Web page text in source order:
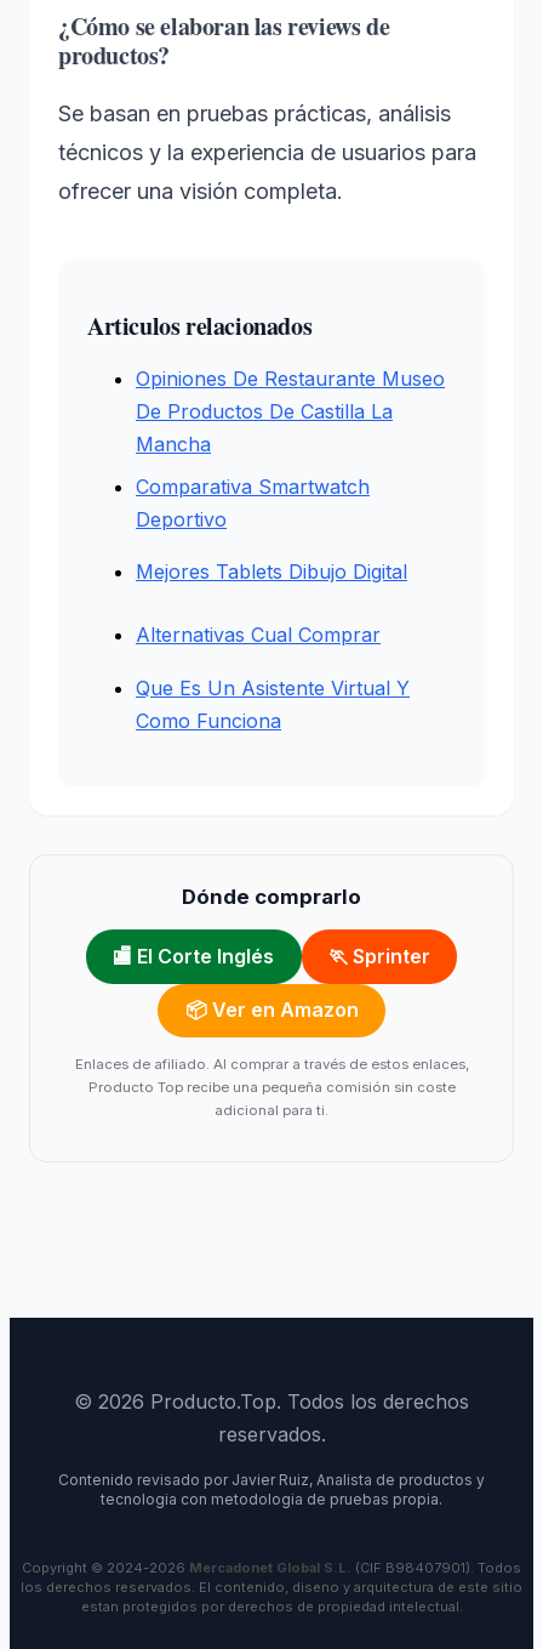
¿Cómo se elaboran las reviews de
productos?
Se basan en pruebas prácticas, análisis
técnicos y la experiencia de usuarios para
ofrecer una visión completa.
Articulos relacionados
Opiniones De Restaurante Museo
De Productos De Castilla La
Mancha
Comparativa Smartwatch
Deportivo
Mejores Tablets Dibujo Digital
Alternativas Cual Comprar
Que Es Un Asistente Virtual Y
Como Funciona
Dónde comprarlo
🏬 El Corte Inglés 🏃 Sprinter
📦 Ver en Amazon
Enlaces de afiliado. Al comprar a través de estos enlaces,
Producto Top recibe una pequeña comisión sin coste
adicional para ti.
© 2026 Producto.Top. Todos los derechos
reservados.
Contenido revisado por Javier Ruiz, Analista de productos y
tecnologia con metodologia de pruebas propia.
Copyright © 2024-2026 Mercadonet Global S.L.
(CIF B98407901). Todos
los derechos reservados. El contenido, diseno y arquitectura de este sitio
estan protegidos por derechos de propiedad intelectual.